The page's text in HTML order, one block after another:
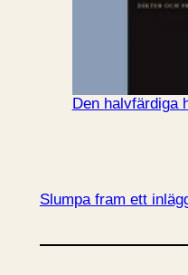
Den halvfärdiga
Slumpa fram ett